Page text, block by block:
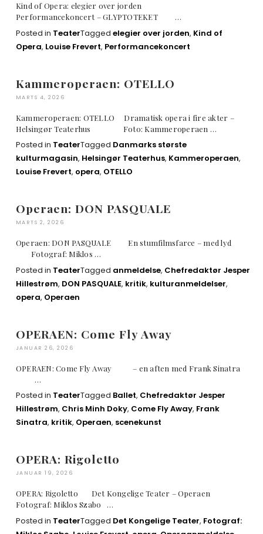
Kind of Opera: elegier over jorden
Performancekoncert – GLYPTOTEKET …
Posted in TeaterTagged elegier over jorden, Kind of
Opera, Louise Frevert, Performancekoncert
Kammeroperaen: OTELLO
MARTS 4, 2026
Kammeroperaen: OTELLO Dramatisk opera i fire akter –
Helsingør Teaterhus Foto: Kammeroperaen …
Posted in TeaterTagged Danmarks største
kulturmagasin, Helsingør Teaterhus, Kammeroperaen,
Louise Frevert, opera, OTELLO
Operaen: DON PASQUALE
MARTS 2, 2026
Operaen: DON PASQUALE En stumfilmsfarce – med lyd
Fotograf: Miklos …
Posted in TeaterTagged anmeldelse, Chefredaktør Jesper
Hillestrøm, DON PASQUALE, kritik, kulturanmeldelser,
opera, Operaen
OPERAEN: Come Fly Away
JANUAR 26, 2026
OPERAEN: Come Fly Away – en aften med Frank Sinatra
…
Posted in TeaterTagged Ballet, Chefredaktør Jesper
Hillestrøm, Chris Minh Doky, Come Fly Away, Frank
Sinatra, kritik, Operaen, scenekunst
OPERA: Rigoletto
JANUAR 19, 2026
OPERA: Rigoletto Det Kongelige Teater – Operaen
Fotograf: Miklos Szabo …
Posted in TeaterTagged Det Kongelige Teater, Fotograf: